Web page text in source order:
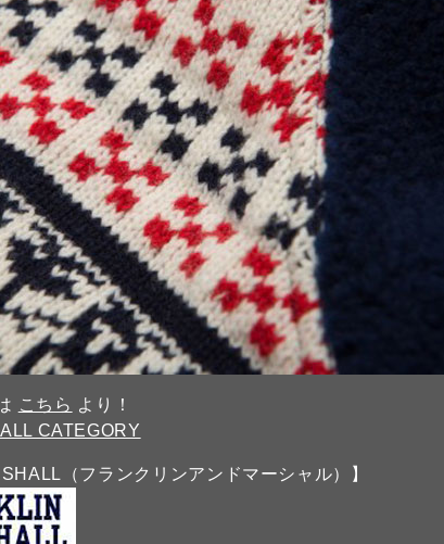
こちら より！
CATEGORY
（フランクリンアンドマーシャル）】